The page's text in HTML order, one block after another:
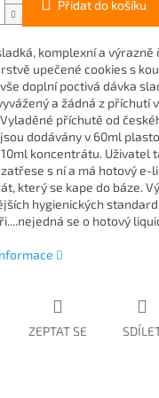
Přidat do košíku
komplexní a výrazně
upečené cookies s
doplní poctivá dávka
a žádná z příchutí
příchutě od
dodávány v 60ml
koncentrátu. Uživatel
s ní a má hotový e-
který se kape do báze.
hygienických
se o hotový
ZEPTAT SE